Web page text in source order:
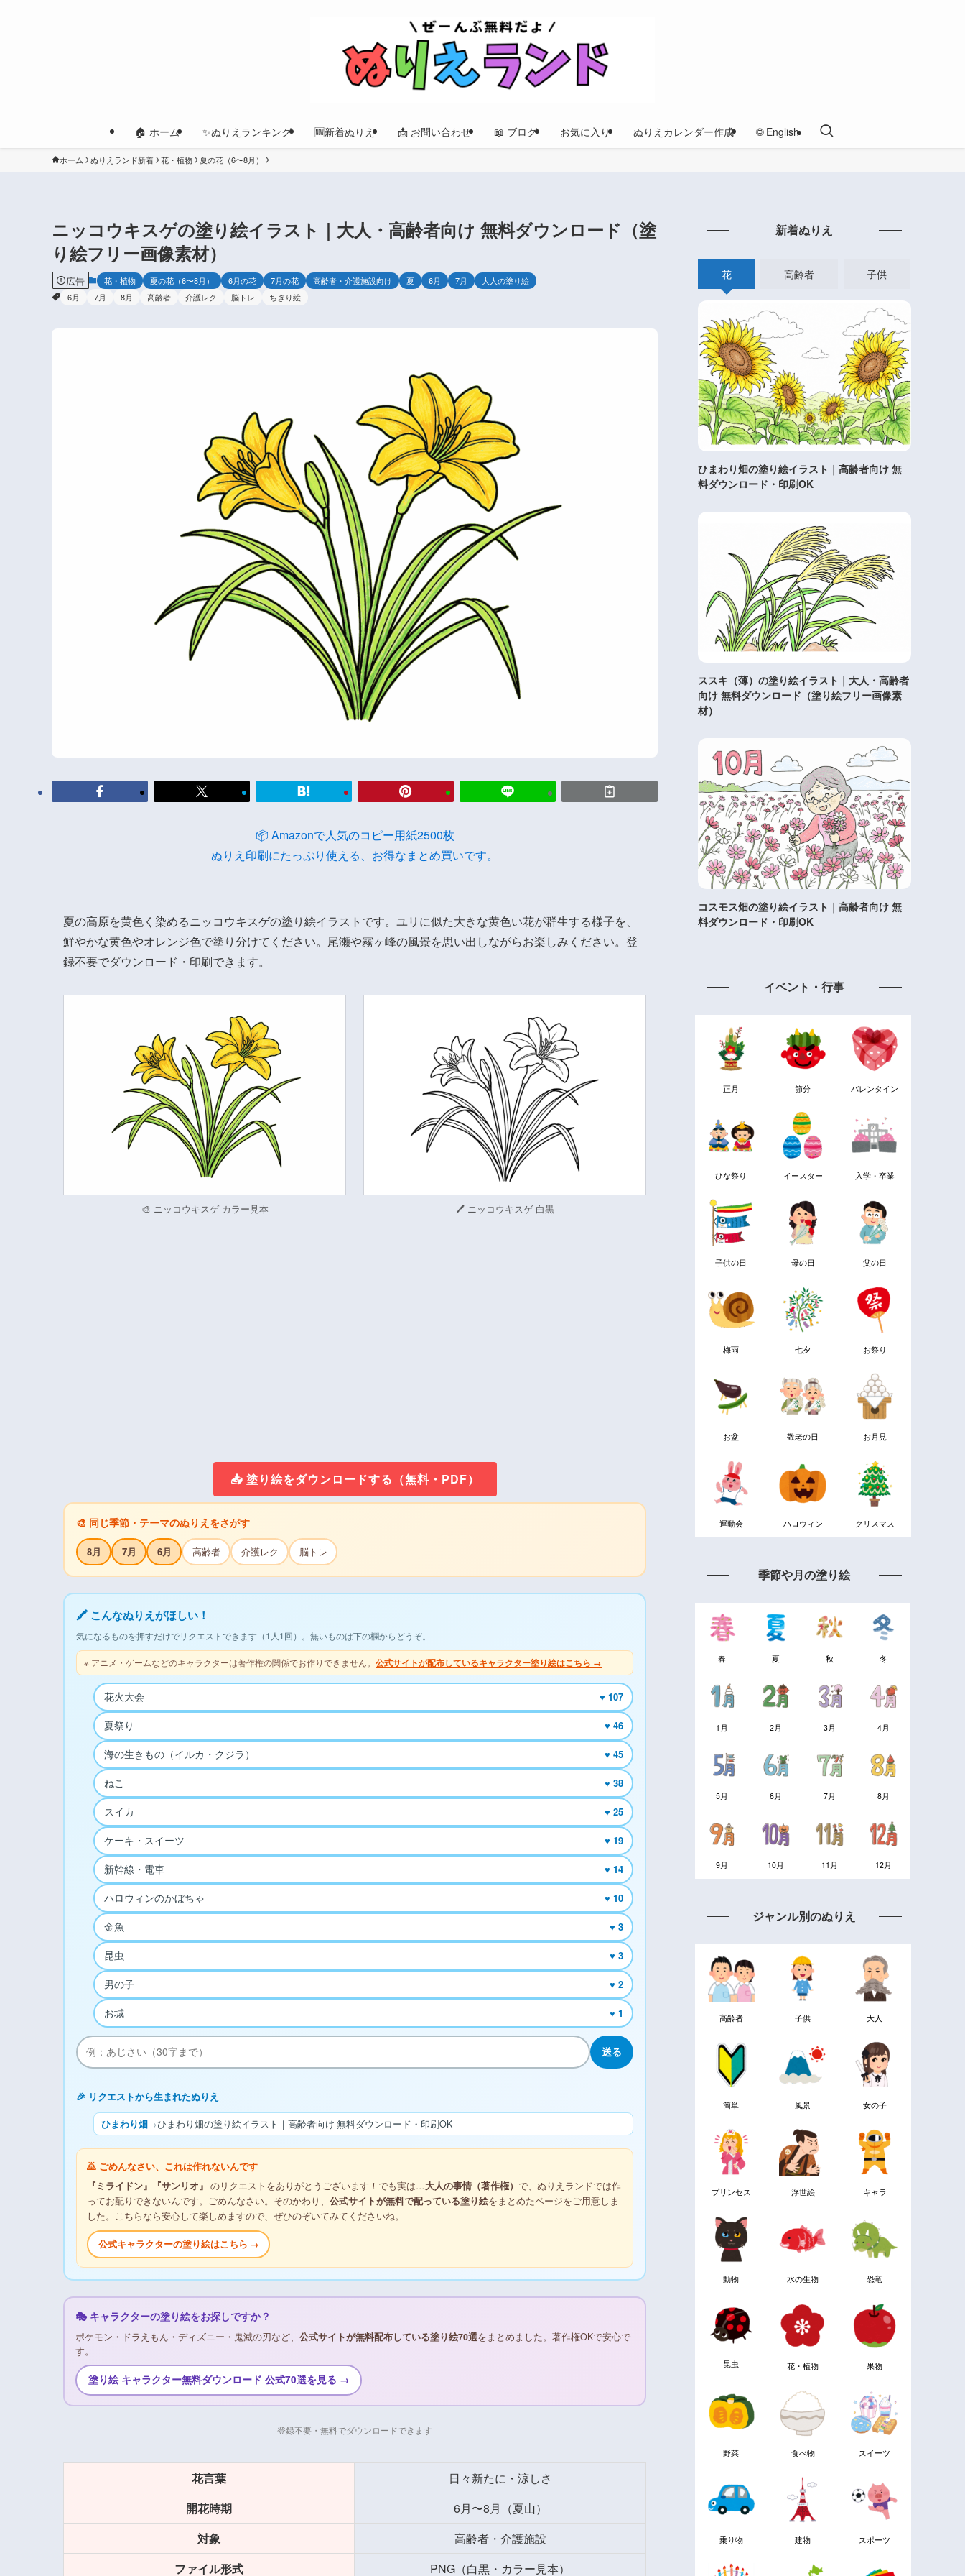
🏠 ホーム ✨ぬりえランキング 🆕新着ぬりえ 📩 お問い合わせ 📖 ブログ お気に入り ぬりえカレンダー作成 🌐 English
ホーム ぬりえランド新着 花・植物 夏の花（6〜8月）
ニッコウキスゲの塗り絵イラスト｜大人・高齢者向け 無料ダウンロード（塗
り絵フリー画像素材）
広告 花・植物 夏の花（6〜8月） 6月の花 7月の花 高齢者・介護施設向け 夏 6月 7月
大人の塗り絵
6月
7月 8月 高齢者 介護レク 脳トレ ちぎり絵
📦 Amazonで人気のコピー用紙2500枚
ぬりえ印刷にたっぷり使える、お得なまとめ買いです。
夏の高原を黄色く染めるニッコウキスゲの塗り絵イラストです。ユリに似た大きな黄色い花が群生する様子を、
鮮やかな黄色やオレンジ色で塗り分けてください。尾瀬や霧ヶ峰の風景を思い出しながらお楽しみください。登
録不要でダウンロード・印刷できます。
🎨 ニッコウキスゲ カラー見本 🖊 ニッコウキスゲ 白黒
📥 塗り絵をダウンロードする（無料・PDF）
🎨 同じ季節・テーマのぬりえをさがす
8月 7月 6月 高齢者 介護レク 脳トレ
🖍 こんなぬりえがほしい！
気になるものを押すだけでリクエストできます（1人1回）。無いものは下の欄からどうぞ。
※ アニメ・ゲームなどのキャラクターは著作権の関係でお作りできません。 公式サイトが配布しているキャラクター塗り絵はこちら →
花火大会 ♥ 107
夏祭り ♥ 46
海の生きもの（イルカ・クジラ） ♥ 45
ねこ ♥ 38
スイカ ♥ 25
ケーキ・スイーツ ♥ 19
新幹線・電車 ♥ 14
ハロウィンのかぼちゃ ♥ 10
金魚 ♥ 3
昆虫 ♥ 3
男の子 ♥ 2
お城 ♥ 1
送る
🎉 リクエストから生まれたぬりえ
ひまわり畑→ひまわり畑の塗り絵イラスト｜高齢者向け 無料ダウンロード・印刷OK
🙇 ごめんなさい、これは作れないんです
『ミライドン』『サンリオ』 のリクエストをありがとうございます！でも実は…大人の事情（著作権） で、ぬりえランドでは作
ってお配りできないんです。ごめんなさい。そのかわり、 公式サイトが無料で配っている塗り絵をまとめたページをご用意しま
した。こちらなら安心して楽しめますので、ぜひのぞいてみてくださいね。
公式キャラクターの塗り絵はこちら →
🎭 キャラクターの塗り絵をお探しですか？
ポケモン・ドラえもん・ディズニー・鬼滅の刃など、 公式サイトが無料配布している塗り絵70選をまとめました。著作権OKで安心で
す。
塗り絵 キャラクター無料ダウンロード 公式70選を見る →
登録不要・無料でダウンロードできます
花言葉
日々新たに・涼しさ
開花時期
6月〜8月（夏山）
対象
高齢者・介護施設
ファイル形式
PNG（白黒・カラー見本）
新着ぬりえ
花 高齢者 子供
ひまわり畑の塗り絵イラスト｜高齢者向け 無
料ダウンロード・印刷OK
ススキ（薄）の塗り絵イラスト｜大人・高齢者
向け 無料ダウンロード（塗り絵フリー画像素
材）
コスモス畑の塗り絵イラスト｜高齢者向け 無
料ダウンロード・印刷OK
イベント・行事
正月 節分 バレンタイン
ひな祭り イースター 入学・卒業
子供の日 母の日 父の日
梅雨 七夕 お祭り
お盆 敬老の日 お月見
運動会 ハロウィン クリスマス
季節や月の塗り絵
春 夏 秋 冬
1月 2月 3月 4月
5月 6月 7月 8月
9月 10月 11月 12月
ジャンル別のぬりえ
高齢者 子供 大人
簡単 風景 女の子
プリンセス 浮世絵 キャラ
動物 水の生物 恐竜
昆虫 花・植物 果物
野菜 食べ物 スイーツ
乗り物 建物 スポーツ